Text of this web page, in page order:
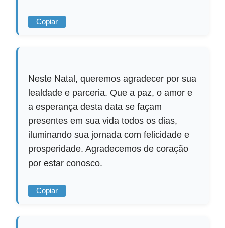
Copiar
Neste Natal, queremos agradecer por sua
lealdade e parceria. Que a paz, o amor e
a esperança desta data se façam
presentes em sua vida todos os dias,
iluminando sua jornada com felicidade e
prosperidade. Agradecemos de coração
por estar conosco.
Copiar